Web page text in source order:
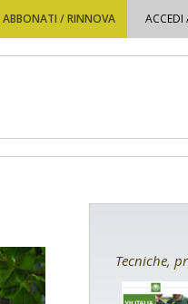
ABBONATI / RINNOVA ACCEDI
Tecniche,